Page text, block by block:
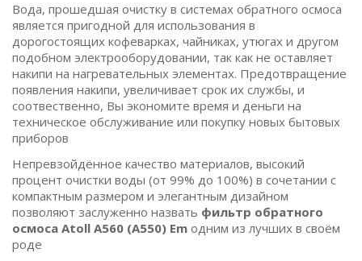
Вода, прошедшая очистку в системах обратного осмоса
является пригодной для использования в
дорогостоящих кофеварках, чайниках, утюгах и другом
подобном электрооборудовании, так как не оставляет
накипи на нагревательных элементах. Предотвращение
появления накипи, увеличивает срок их службы, и
соотвественно, Вы экономите время и деньги на
техническое обслуживание или покупку новых бытовых
приборов
Непревзойдённое качество материалов, высокий
процент очистки воды (от 99% до 100%) в сочетании с
компактным размером и элегантным дизайном
позволяют заслуженно назвать фильтр обратного
осмоса Atoll А560 (A550) Еm одним из лучших в своём
роде